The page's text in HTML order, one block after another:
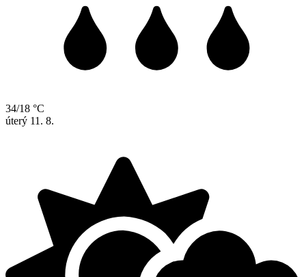
34/18 °C
úterý 11. 8.